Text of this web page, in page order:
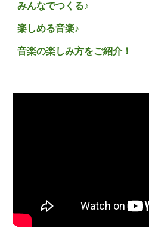
みんなでつくる♪
楽しめる音楽♪
音楽の楽しみ方をご紹介！